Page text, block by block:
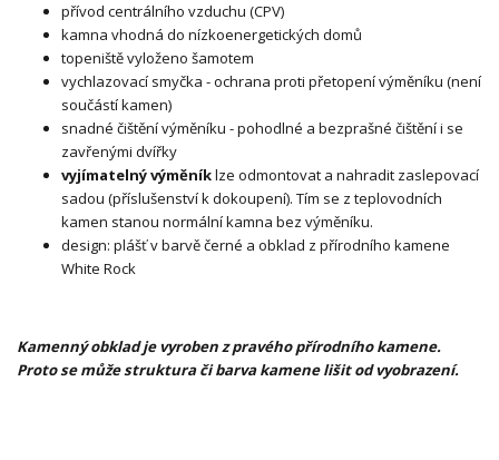
přívod centrálního vzduchu (CPV)
kamna vhodná do nízkoenergetických domů
topeniště vyloženo šamotem
vychlazovací smyčka - ochrana proti přetopení výměníku (není
součástí kamen)
snadné čištění výměníku - pohodlné a bezprašné čištění i se
zavřenými dvířky
vyjímatelný výměníklze odmontovat a nahradit zaslepovací
sadou (příslušenství k dokoupení). Tím se z teplovodních
kamen stanou normální kamna bez výměníku.
design: plášť v barvě černé a obklad z přírodního kamene
White Rock
Kamenný obklad je vyroben z pravého přírodního kamene.
Proto se může struktura či barva kamene lišit od vyobrazení.